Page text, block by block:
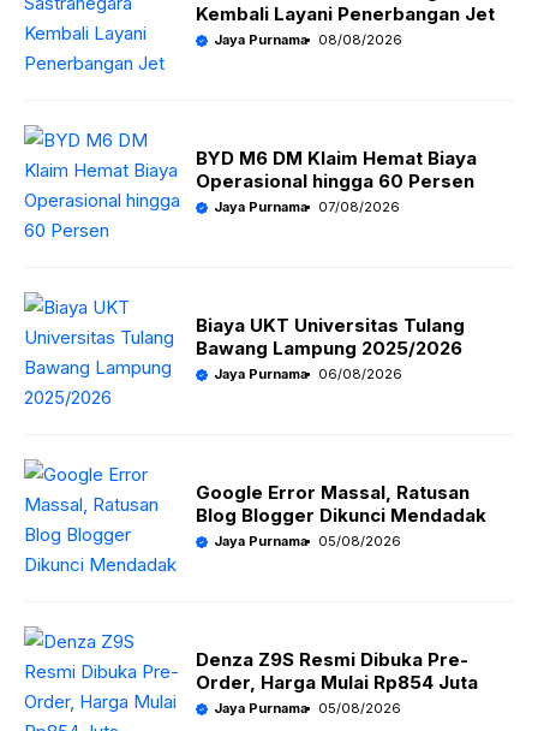
A
p
o
o
a
m
Kembali Layani Penerbangan Jet
Jaya Purnama 08/08/2026
BYD M6 DM Klaim Hemat Biaya
Operasional hingga 60 Persen
Jaya Purnama 07/08/2026
Biaya UKT Universitas Tulang
Bawang Lampung 2025/2026
Jaya Purnama 06/08/2026
Google Error Massal, Ratusan
Blog Blogger Dikunci Mendadak
Jaya Purnama 05/08/2026
Denza Z9S Resmi Dibuka Pre-
Order, Harga Mulai Rp854 Juta
Jaya Purnama 05/08/2026